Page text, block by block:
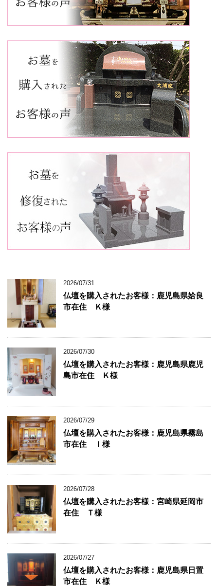
2026/07/31
仏壇を購入されたお客様：鹿児島県姶良
市在住 Ｋ様
2026/07/30
仏壇を購入されたお客様：鹿児島県鹿児
島市在住 Ｋ様
2026/07/29
仏壇を購入されたお客様：鹿児島県霧島
市在住 Ｉ様
2026/07/28
仏壇を購入されたお客様：宮崎県延岡市
在住 Ｔ様
2026/07/27
仏壇を購入されたお客様：鹿児島県日置
市在住 Ｋ様